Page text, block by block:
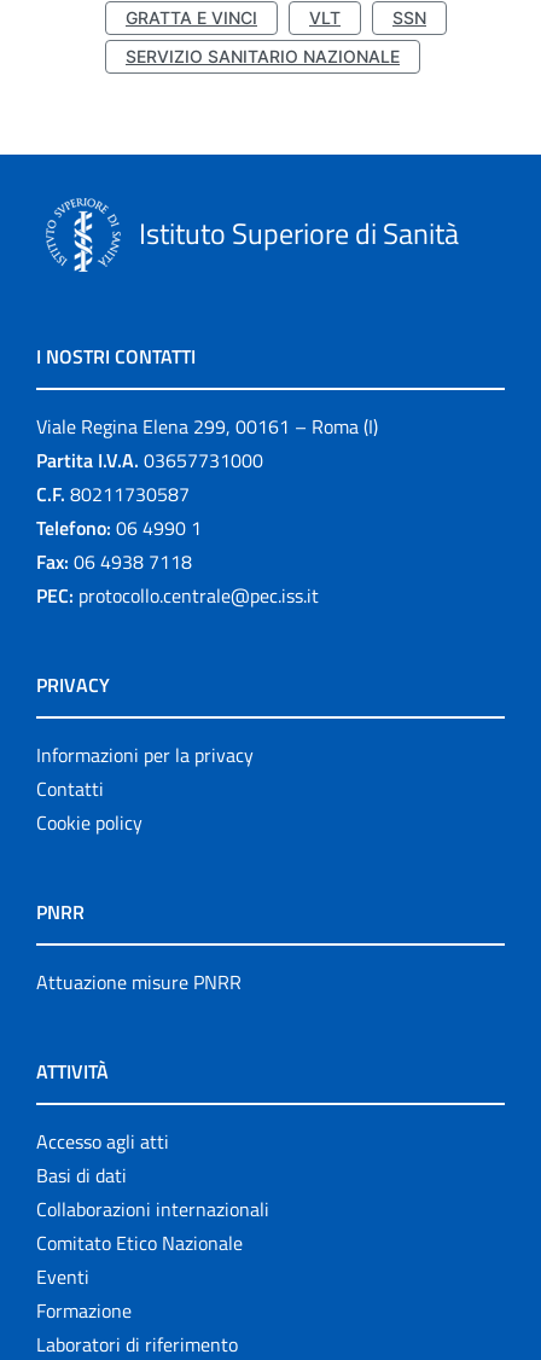
GRATTA E VINCI
VLT
SSN
SERVIZIO SANITARIO NAZIONALE
Istituto Superiore di Sanità
I NOSTRI CONTATTI
Viale Regina Elena 299, 00161 – Roma (I)
Partita I.V.A. 03657731000
C.F. 80211730587
Telefono: 06 4990 1
Fax: 06 4938 7118
PEC: protocollo.centrale@pec.iss.it
PRIVACY
Informazioni per la privacy
Contatti
Cookie policy
PNRR
Attuazione misure PNRR
ATTIVITÀ
Accesso agli atti
Basi di dati
Collaborazioni internazionali
Comitato Etico Nazionale
Eventi
Formazione
Laboratori di riferimento